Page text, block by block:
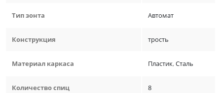
Тип зонта Автомат
Конструкция трость
Материал каркаса Пластик,Сталь
Количество спиц 8